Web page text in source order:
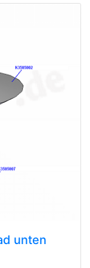
unten